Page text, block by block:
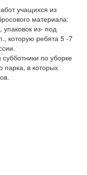
учащихся из
материала:
упаковок из- под
которую ребята 5 -7
по уборке
парка, в которых